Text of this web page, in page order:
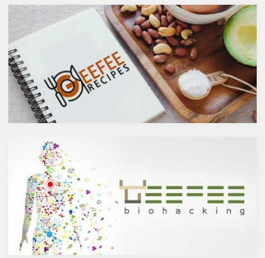
やウォッカ等の蒸留酒は、度数
も高いため健康に悪そうなイ
メージで、ワインや日本酒など
は何となくナチュラルな感じで
アルコール度数も低いのでそう
悪くもなさそうなイメージです
が、実際のところどうなので
しょうか？今回は、大きく分け
て2種類あるお酒の製造方法
（醸造酒と蒸留酒）の違いに
よって健康に対してどのような
ていきます。
醸造酒と蒸留酒の違いとは？
主にお酒は製造方法によって醸
造酒と蒸留酒の2つと、香料や
糖分、果実などを加えた混成酒
に分けられます。醸造酒は、果
実や穀物のような糖分を含んだ
原料を酵母によりアルコール発
酵させて造られたもの。蒸留酒
は、この発酵された醸造酒をさ
らに蒸留して作られたものでス
まれるケルセチンが、血中コレ
ステロールを値を抑え心臓病の
リスクを軽減するということを
お伝えしましたが、ケルセチン
には抗菌抗ウィルス作用があり
ウイルスとの闘いを促進する可
能性があると言われています。
また、免疫力の維持に重要な働
きを持つ亜鉛との相乗効果もあ
ると考えられています。今回
は、このケルセチンの健康効果
ない植物化合物であるケルセチ
ンは、ブドウやリンゴなどの果
物や、ブロッコリやトマト、タ
マネギなどの野菜、お蕎麦にも